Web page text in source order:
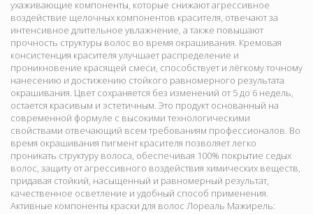
ухаживающие компоненты, которые снижают агрессивное
воздействие щелочных компонентов красителя, отвечают за
интенсивное длительное увлажнение, а также повышают
прочность структуры волос во время окрашивания. Кремовая
консистенция красителя улучшает распределение и
проникновение красящей смеси, способствует и лёгкому точному
нанесению и достижению стойкого равномерного результата
окрашивания. Цвет сохраняется без изменений от 5 до 6 недель,
остается красивым и эстетичным. Это продукт основанный на
современной формуле с высокими технологическими
свойствами отвечающий всем требованиям профессионалов. Во
время окрашивания пигмент красителя позволяет легко
проникать структуру волоса, обеспечивая 100% покрытие седых
волос, защиту от агрессивного воздействия химических веществ,
придавая стойкий, насыщенный и равномерный результат,
качественное осветление и удобный способ применения.
Активные компоненты краски для волос Лореаль Мажирель: